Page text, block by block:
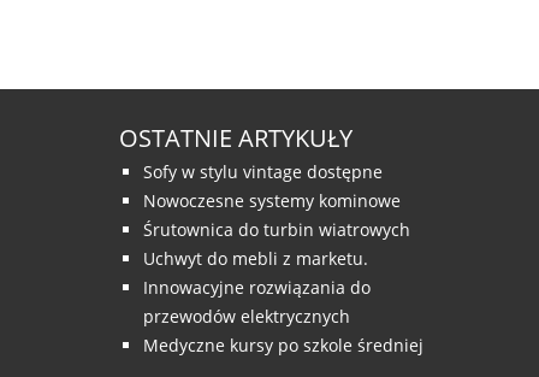
OSTATNIE ARTYKUŁY
Sofy w stylu vintage dostępne
Nowoczesne systemy kominowe
Śrutownica do turbin wiatrowych
Uchwyt do mebli z marketu.
Innowacyjne rozwiązania do
przewodów elektrycznych
Medyczne kursy po szkole średniej